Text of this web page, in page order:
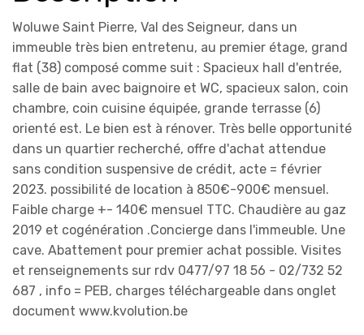
Woluwe Saint Pierre, Val des Seigneur, dans un
immeuble très bien entretenu, au premier étage, grand
flat (38) composé comme suit : Spacieux hall d'entrée,
salle de bain avec baignoire et WC, spacieux salon, coin
chambre, coin cuisine équipée, grande terrasse (6)
orienté est. Le bien est à rénover. Très belle opportunité
dans un quartier recherché, offre d'achat attendue
sans condition suspensive de crédit, acte = février
2023. possibilité de location à 850€-900€ mensuel.
Faible charge +- 140€ mensuel TTC. Chaudière au gaz
2019 et cogénération .Concierge dans l'immeuble. Une
cave. Abattement pour premier achat possible. Visites
et renseignements sur rdv 0477/97 18 56 - 02/732 52
687 , info = PEB, charges téléchargeable dans onglet
document www.kvolution.be